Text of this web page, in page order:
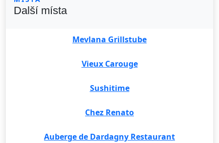
Další místa
Mevlana Grillstube
Vieux Carouge
Sushitime
Chez Renato
Auberge de Dardagny Restaurant